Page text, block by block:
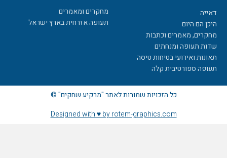
דאייה
היכן הם היום
מחקרים, מאמרים וכתבות
שדות תעופה ומנחתים
תאונות ואירועי בטיחות טיסה
תעופה ספורטיבית קלה
מחקרים ומאמרים
תעופה אזרחית בארץ ישראל
כל הזכויות שמורות לאתר "מרקיע שחקים" ©
Designed with ♥ by rotem-graphics.com